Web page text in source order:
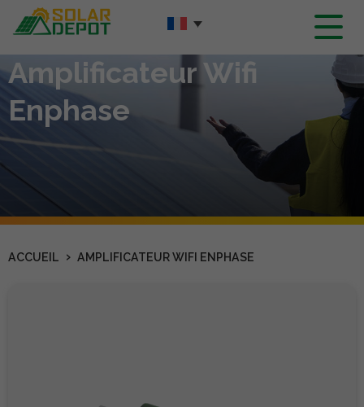
Contenu
principal
Amplificateur Wifi
Enphase
ACCUEIL › AMPLIFICATEUR WIFI ENPHASE